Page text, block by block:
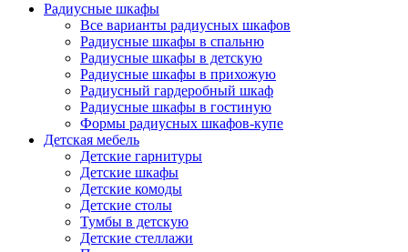
Радиусные шкафы
Все варианты радиусных шкафов
Радиусные шкафы в спальню
Радиусные шкафы в детскую
Радиусные шкафы в прихожую
Радиусный гардеробный шкаф
Радиусные шкафы в гостиную
Формы радиусных шкафов-купе
Детская мебель
Детские гарнитуры
Детские шкафы
Детские комоды
Детские столы
Тумбы в детскую
Детские стеллажи